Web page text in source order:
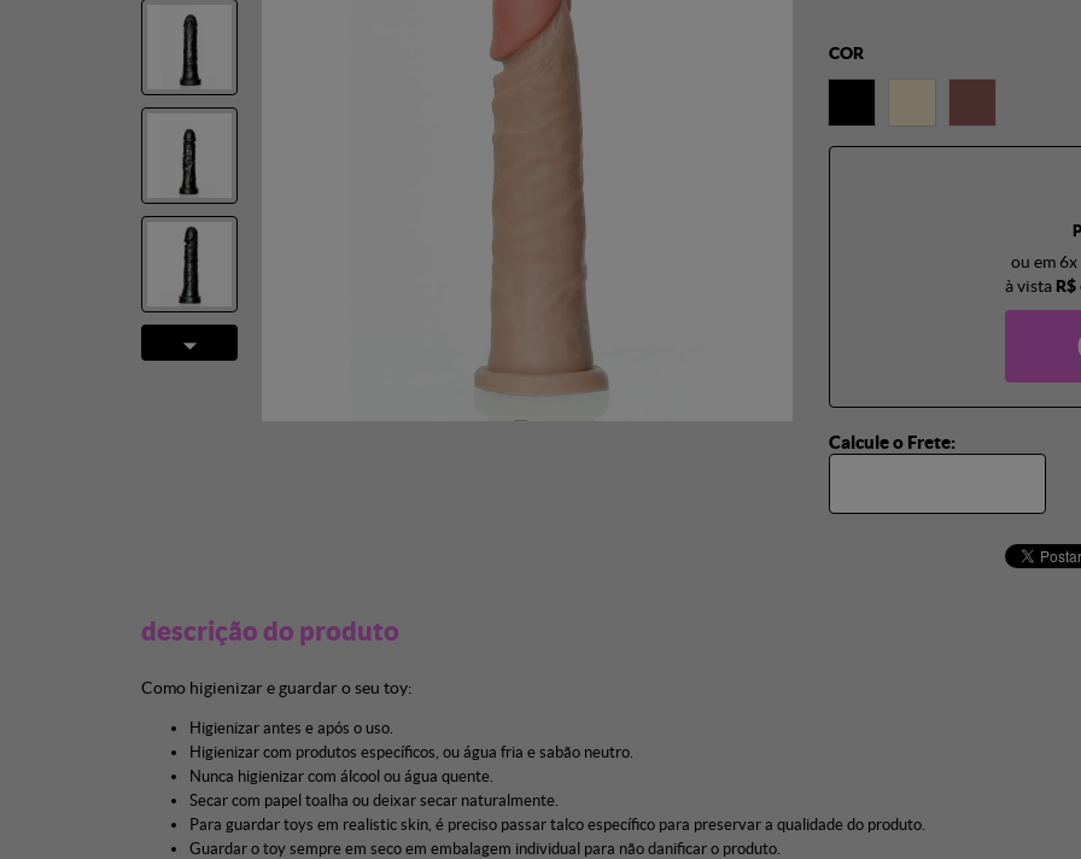
COR
ou em 6x
à vista R$
Calcule o Frete:
descrição do produto
Como higienizar e guardar o seu toy:
Higienizar antes e após o uso.
Higienizar com produtos específicos, ou água fria e sabão neutro.
Nunca higienizar com álcool ou água quente.
Secar com papel toalha ou deixar secar naturalmente.
Para guardar toys em realistic skin, é preciso passar talco específico para preservar a qualidade do produto.
Guardar o toy sempre em seco em embalagem individual para não danificar o produto.